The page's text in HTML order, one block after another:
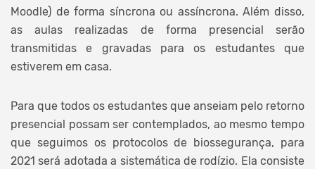
Moodle) de forma síncrona ou assíncrona. Além disso,
as aulas realizadas de forma presencial serão
transmitidas e gravadas para os estudantes que
estiverem em casa.
Para que todos os estudantes que anseiam pelo retorno
presencial possam ser contemplados, ao mesmo tempo
que seguimos os protocolos de biossegurança, para
2021 será adotada a sistemática de rodízio. Ela consiste